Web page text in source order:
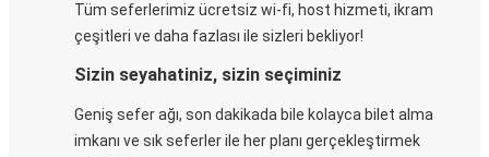
Tüm seferlerimiz ücretsiz wi-fi, host hizmeti, ikram
çeşitleri ve daha fazlası ile sizleri bekliyor!
Sizin seyahatiniz, sizin seçiminiz
Geniş sefer ağı, son dakikada bile kolayca bilet alma
imkanı ve sık seferler ile her planı gerçekleştirmek